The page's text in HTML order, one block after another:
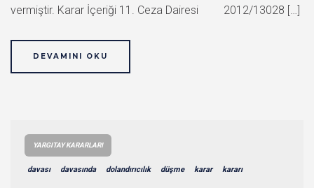
vermiştir. Karar İçeriği 11. Ceza Dairesi 2012/13028 […]
DEVAMINI OKU
YARGITAY KARARLARI
davası davasında dolandırıcılık düşme karar kararı